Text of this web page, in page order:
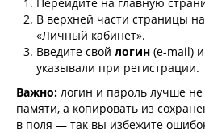
В верхней части страницы
«Личный кабинет».
Введите свой логин (e-mail) и
указывали при регистрации.
Важно: логин и пароль лучше
памяти, а копировать из
в поля — так вы избежите